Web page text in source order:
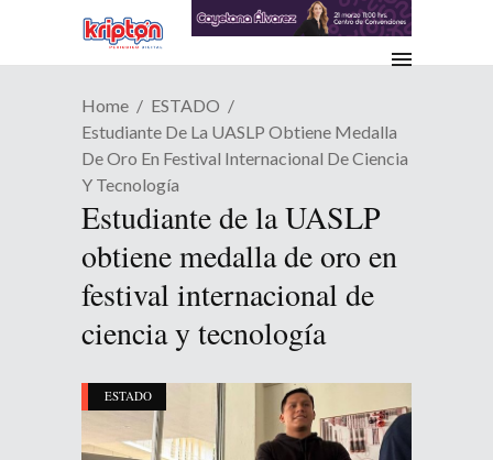
Home
ESTADO
Estudiante De La UASLP Obtiene Medalla
De Oro En Festival Internacional De Ciencia
Y Tecnología
Estudiante de la UASLP
obtiene medalla de oro en
festival internacional de
ciencia y tecnología
ESTADO